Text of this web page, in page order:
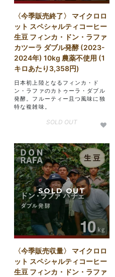
〈今季販売終了〉 マイクロロ
ット スペシャルティコーヒー
生豆 フィンカ・ドン・ラファ
カツーラ ダブル発酵 (2023-
2024年) 10kg 農薬不使用 (1
キロあたり3,358円)
日本初上陸となるフィンカ・ド
ン・ラファのカトゥーラ・ダブル
発酵。フルーティー且つ風味に独
特な複雑味。
SOLD OUT
〈今季販売収量〉 マイクロロ
ット スペシャルティコーヒー
生豆 フィンカ・ドン・ラファ